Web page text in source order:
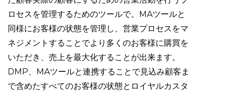
ロセスを管理するためのツールで。MAツールと
同様にお客様の状態を管理し、営業プロセスをマ
ネジメントすることでより多くのお客様に購買を
いただき、売上を最大化することが出来ます。
DMP、MAツールと連携することで見込み顧客ま
で含めたすべてのお客様の状態とロイヤルカスタ